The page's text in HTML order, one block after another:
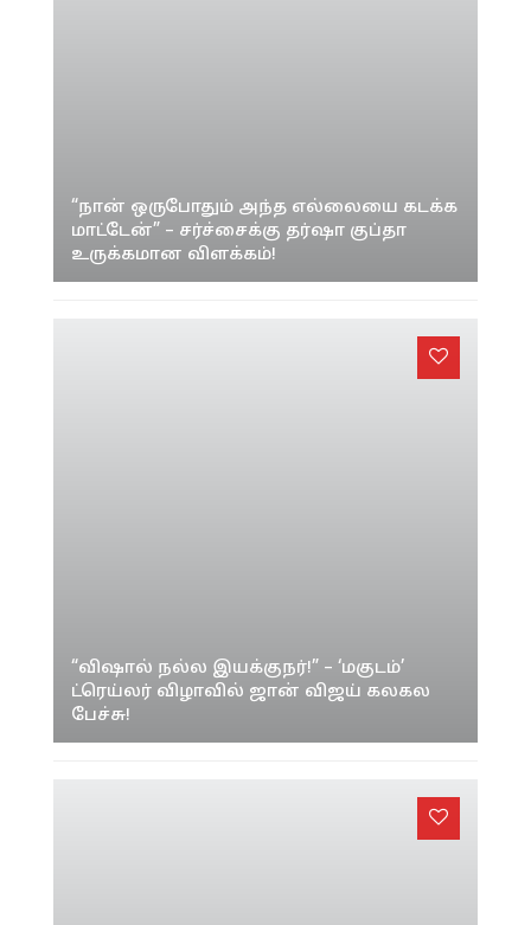
“நான் ஒருபோதும் அந்த எல்லையை கடக்க
மாட்டேன்” – சர்ச்சைக்கு தர்ஷா குப்தா
உருக்கமான விளக்கம்!
“விஷால் நல்ல இயக்குநர்!” – ‘மகுடம்’
ட்ரெய்லர் விழாவில் ஜான் விஜய் கலகல
பேச்சு!